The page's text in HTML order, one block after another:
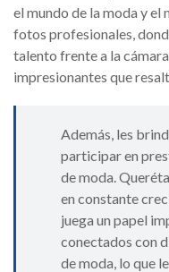
el mundo de la moda y el
fotos profesionales,
talento frente a la
impresionantes que
Además, les
participar en
de moda.
en constante
juega un papel
conectados con
de moda, lo que